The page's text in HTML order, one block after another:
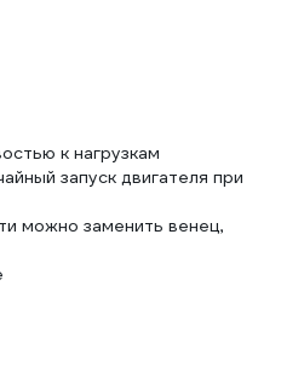
к нагрузкам
запуск двигателя при
можно заменить венец,